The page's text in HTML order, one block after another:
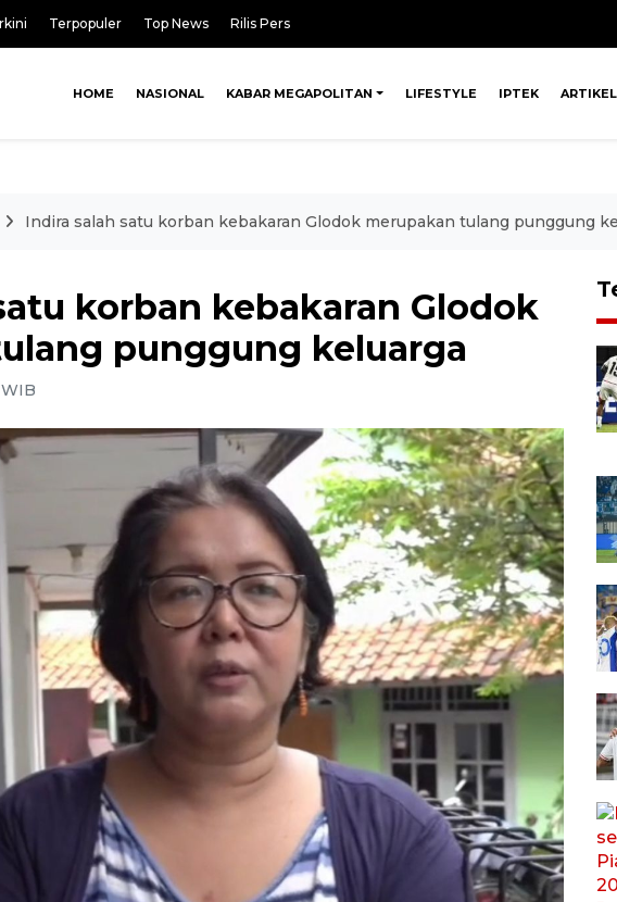
Terpopuler Top News Rilis Pers
HOME NASIONAL KABAR MEGAPOLITAN LIFESTYLE IPTEK ARTIKEL
Indira salah satu korban kebakaran Glodok merupakan tulang punggung
korban kebakaran Glodok
punggung keluarga